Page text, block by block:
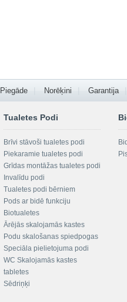
Piegāde Norēķini Garantija
Tualetes Podi
Brīvi stāvoši tualetes podi
Piekaramie tualetes podi
Grīdas montāžas tualetes podi
Invalīdu podi
Tualetes podi bērniem
Pods ar bidē funkciju
Biotualetes
Ārējās skalojamās kastes
Podu skalošanas spiedpogas
Speciāla pielietojuma podi
WC Skalojamās kastes
tabletes
Sēdriņķi